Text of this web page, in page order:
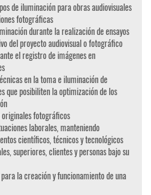
de iluminación para obras audiovisuales
fotográficas
durante la realización de ensayos
del proyecto audiovisual o fotográfico
el registro de imágenes en
en la toma e iluminación de
que posibiliten la optimización de los
fotográficos
laborales, manteniendo
científicos, técnicos y tecnológicos
superiores, clientes y personas bajo su
la creación y funcionamiento de una